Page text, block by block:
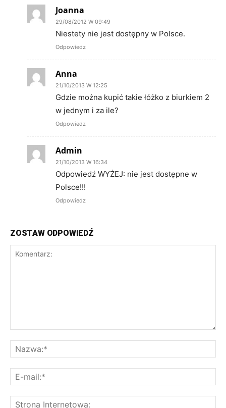
Joanna
29/08/2012 W 09:49
Niestety nie jest dostępny w Polsce.
Odpowiedz
Anna
21/10/2013 W 12:25
Gdzie można kupić takie łóżko z biurkiem 2
w jednym i za ile?
Odpowiedz
Admin
21/10/2013 W 16:34
Odpowiedź WYŻEJ: nie jest dostępne w
Polsce!!!
Odpowiedz
ZOSTAW ODPOWIEDŹ